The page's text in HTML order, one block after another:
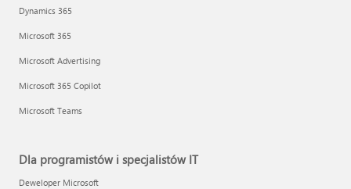
Dynamics 365
Microsoft 365
Microsoft Advertising
Microsoft 365 Copilot
Microsoft Teams
Dla programistów i specjalistów IT
Deweloper Microsoft